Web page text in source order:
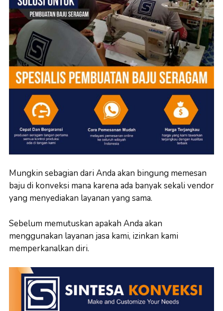
Mungkin sebagian dari Anda akan bingung memesan
baju di konveksi mana karena ada banyak sekali vendor
yang menyediakan layanan yang sama.
Sebelum memutuskan apakah Anda akan
menggunakan layanan jasa kami, izinkan kami
memperkanalkan diri.